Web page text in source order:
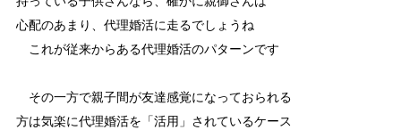
心配のあまり、代理婚活に走るでしょうね
これが従来からある代理婚活のパターンです
その一方で親子間が友達感覚になっておられる
方は気楽に代理婚活を「活用」されているケース